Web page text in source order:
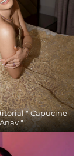
" Capucine
Anav ""